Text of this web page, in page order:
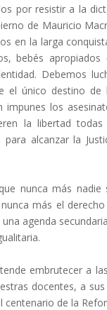
por resistir a la
de Mauricio
en la larga
bebés
Debemos
el único destino
los
la libertad
alcanzar la
nunca más
más el
agenda
embrutecer a
docentes, a
centenario de la